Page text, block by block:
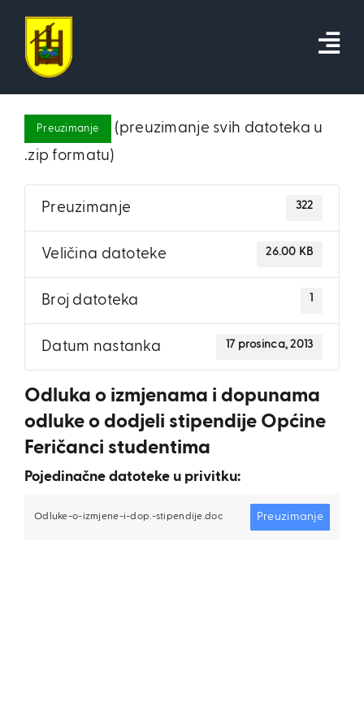
content
Preuzimanje
(preuzimanje svih datoteka u
.zip formatu)
Preuzimanje 322
Veličina datoteke 26.00 KB
Broj datoteka 1
Datum nastanka 17 prosinca, 2013
Odluka o izmjenama i dopunama
odluke o dodjeli stipendije Općine
Feričanci studentima
Pojedinačne datoteke u privitku:
Odluke-o-izmjene-i-dop.-stipendije.doc Preuzimanje